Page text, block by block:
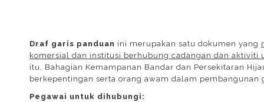
Draf garis panduan ini merupakan satu dokumen yang
komersial dan institusi berhubung cadangan dan
itu, Bahagian Kemampanan Bandar dan Persekitaran
berkepentingan serta orang awam dalam pembangunan
Pegawai untuk dihubungi: